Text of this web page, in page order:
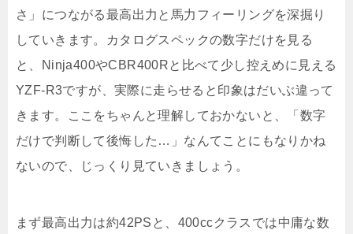
さ」につながる最高出力と馬力フィーリングを深掘り
していきます。カタログスペックの数字だけを見る
と、Ninja400やCBR400Rと比べて少し控えめに見える
YZF-R3ですが、実際に走らせると印象はだいぶ違って
きます。ここをちゃんと理解しておかないと、「数字
だけで判断して後悔した…」なんてことにもなりかね
ないので、じっくり見ていきましょう。
まず最高出力は約42PSと、400ccクラスでは中庸な数